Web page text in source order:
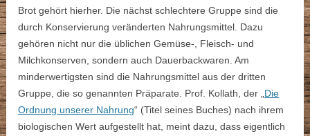
Brot gehört hierher. Die nächst schlechtere Gruppe sind die
durch Konservierung veränderten Nahrungsmittel. Dazu
gehören nicht nur die üblichen Gemüse-, Fleisch- und
Milchkonserven, sondern auch Dauerbackwaren. Am
minderwertigsten sind die Nahrungsmittel aus der dritten
Gruppe, die so genannten Präparate. Prof. Kollath, der „Die
Ordnung unserer Nahrung“ (Titel seines Buches) nach ihrem
biologischen Wert aufgestellt hat, meint dazu, dass eigentlich